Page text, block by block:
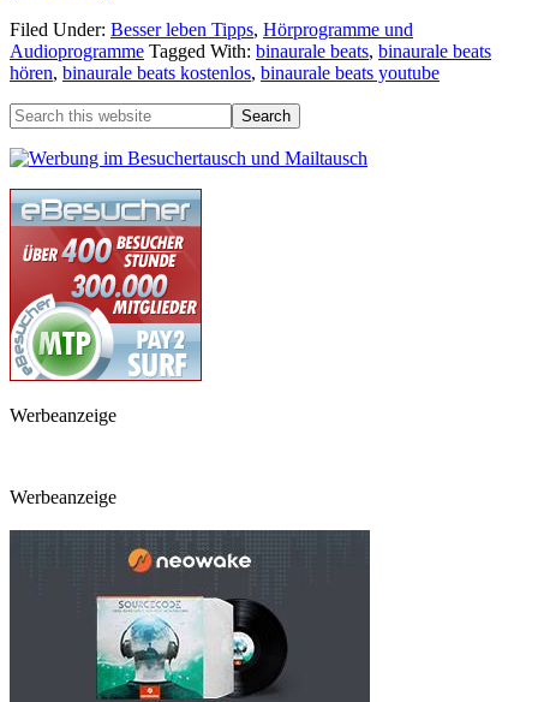
Filed Under: Besser leben Tipps, Hörprogramme und
Audioprogramme Tagged With: binaurale beats, binaurale beats
hören, binaurale beats kostenlos, binaurale beats youtube
Werbeanzeige
Werbeanzeige